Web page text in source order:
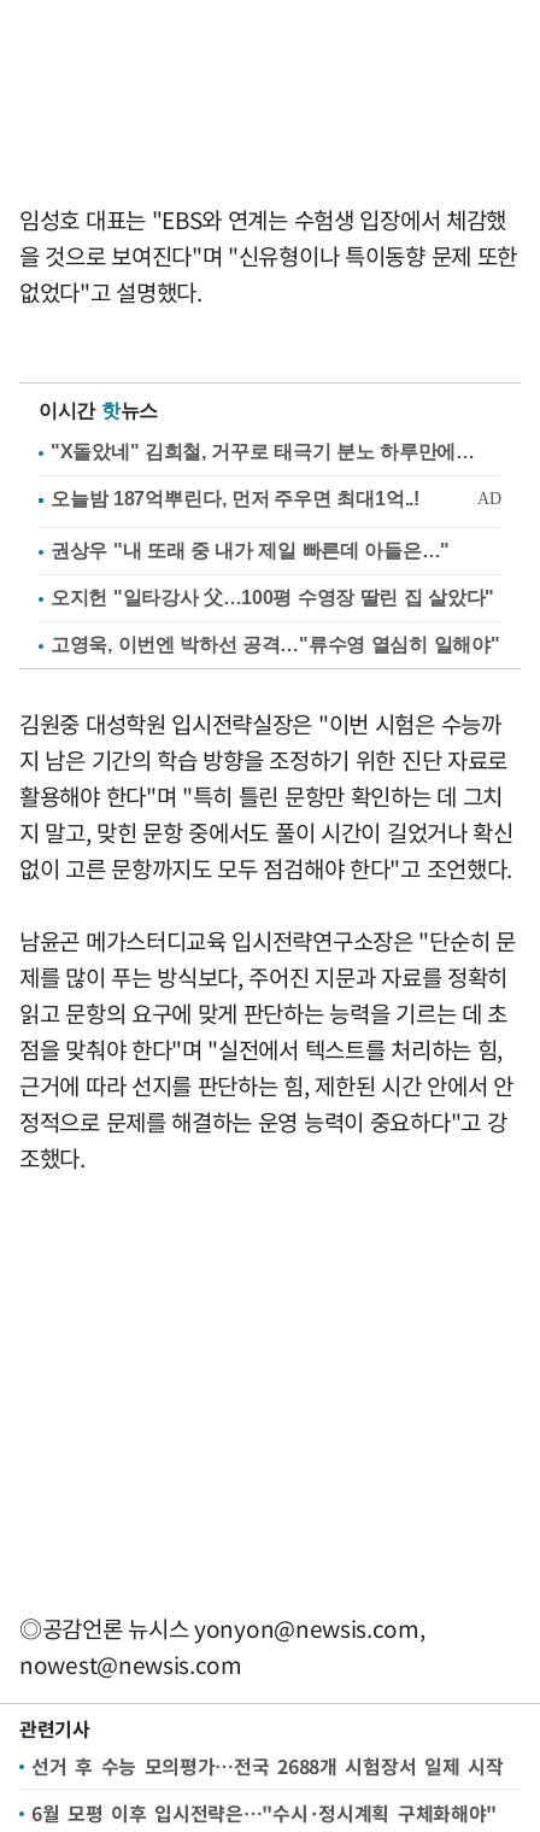
임성호 대표는 "EBS와 연계는 수험생 입장에서 체감했
을 것으로 보여진다"며 "신유형이나 특이동향 문제 또한
없었다"고 설명했다.
이시간 핫뉴스
"X돌았네" 김희철, 거꾸로 태극기 분노 하루만에…
권상우 "내 또래 중 내가 제일 빠른데 아들은…"
오지헌 "일타강사 父…100평 수영장 딸린 집 살았다"
고영욱, 이번엔 박하선 공격…"류수영 열심히 일해야"
김원중 대성학원 입시전략실장은 "이번 시험은 수능까
지 남은 기간의 학습 방향을 조정하기 위한 진단 자료로
활용해야 한다"며 "특히 틀린 문항만 확인하는 데 그치
지 말고, 맞힌 문항 중에서도 풀이 시간이 길었거나 확신
없이 고른 문항까지도 모두 점검해야 한다"고 조언했다.
남윤곤 메가스터디교육 입시전략연구소장은 "단순히 문
제를 많이 푸는 방식보다, 주어진 지문과 자료를 정확히
읽고 문항의 요구에 맞게 판단하는 능력을 기르는 데 초
점을 맞춰야 한다"며 "실전에서 텍스트를 처리하는 힘,
근거에 따라 선지를 판단하는 힘, 제한된 시간 안에서 안
정적으로 문제를 해결하는 운영 능력이 중요하다"고 강
조했다.
◎공감언론 뉴시스yonyon@newsis.com,
nowest@newsis.com
관련기사
선거 후 수능 모의평가…전국 2688개 시험장서 일제 시작
6월 모평 이후 입시전략은…"수시·정시계획 구체화해야"